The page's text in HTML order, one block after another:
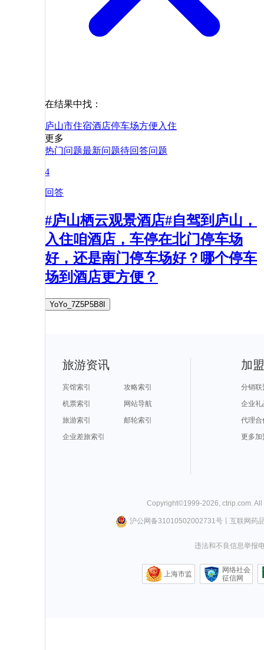
在结果中找：
庐山市住宿酒店停车场方便 入住
更多
热门问题最新问题待回答问题
4
回答
#庐山栖云观景酒店#自驾到庐山，
入住咱酒店，车停在北门停车场
好，还是南门停车场好？哪个停车
场到酒店更方便？
YoYo_7Z5P5B8I
旅游资讯
宾馆索引
攻略索引
机票索引
网站导航
旅游索引
邮轮索引
企业差旅索引
加
分销联
企业礼
代理合
更多加
Copyright©1999-2026 ctrip.com .
沪公网备31010502002731号丨 互联网药
违法和不良信息举报
上海市监
网络社会
征信网